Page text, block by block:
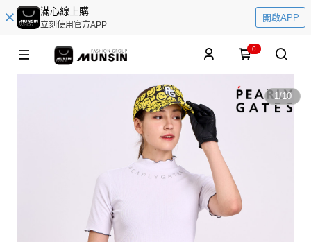
滿心線上購
立刻使用官方APP
開啟APP
0
1/10